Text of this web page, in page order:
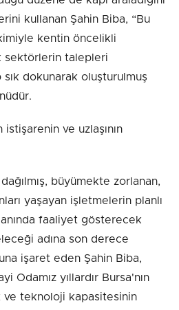
kullanan Şahin Biba, “Bu
kentin öncelikli
sektörlerin talepleri
dokunarak oluşturulmuş
ve uzlaşının
büyümekte zorlanan,
yaşayan işletmelerin planlı
faaliyet gösterecek
adına son derece
işaret eden Şahin Biba,
Odamız yıllardır Bursa'nın
teknoloji kapasitesinin